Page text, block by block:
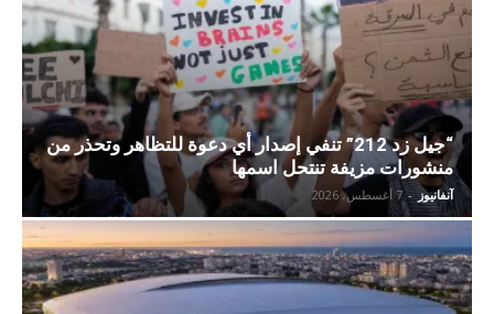
“جيل زد 212” تنفي إصدار أي دعوة للتظاهر وتحذر من
منشورات مزيفة تنتحل اسمها
آنفانيوز - 7 أغسطس، 2026